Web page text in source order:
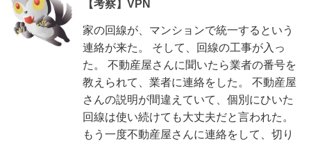
【考察】VPN
家の回線が、マンションで統一するという
連絡が来た。 そして、回線の工事が入っ
た。 不動産屋さんに聞いたら業者の番号を
教えられて、業者に連絡をした。 不動産屋
さんの説明が間違えていて、個別にひいた
回線は使い続けても大丈夫だと言われた。
もう一度不動産屋さんに連絡をして、切り